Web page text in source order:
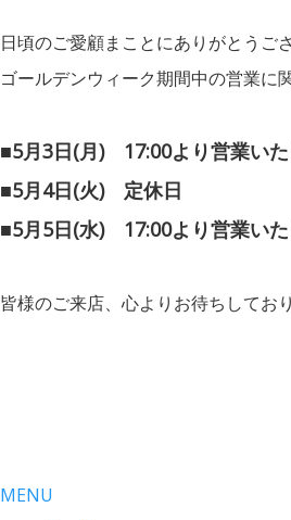
日頃のご愛顧まことにありがとうご
ゴールデンウィーク期間中の営業に
■5月3日(月) 17:00より営業い
■5月4日(火) 定休日
■5月5日(水) 17:00より営業い
皆様のご来店、心よりお待ちしており
MENU